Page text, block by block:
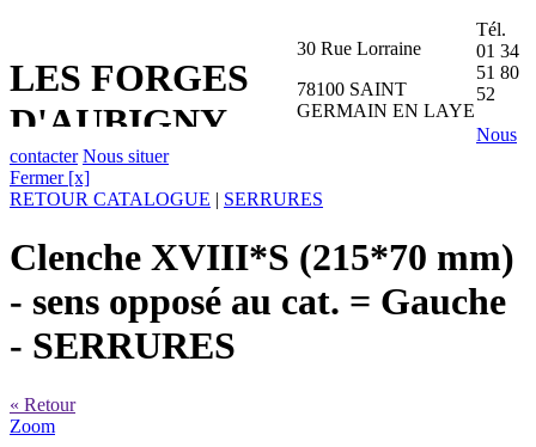
LES FORGES
D'AUBIGNY
30 Rue Lorraine
78100 SAINT
GERMAIN EN LAYE
Tél.
01 34
51 80
52
Nous
contacter Nous situer
Fermer [x]
RETOUR CATALOGUE | SERRURES
Clenche XVIII*S (215*70 mm)
- sens opposé au cat. = Gauche
- SERRURES
« Retour
Zoom